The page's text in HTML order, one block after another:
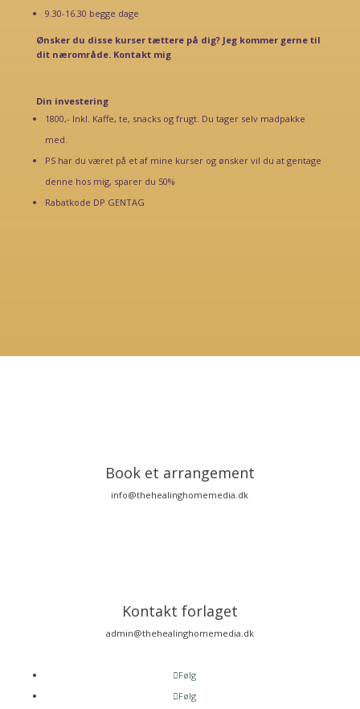
9.30-16.30 begge dage
Ønsker du disse kurser tættere på dig? Jeg kommer gerne til
dit nærområde. Kontakt mig
Din investering
1800,- Inkl. Kaffe, te, snacks og frugt. Du tager selv madpakke
med.
PS har du været på et af mine kurser og ønsker vil du at gentage
denne hos mig, sparer du 50%
Rabatkode DP GENTAG
Book et arrangement
info@thehealinghomemedia.dk
Kontakt forlaget
admin@thehealinghomemedia.dk
Følg
Følg